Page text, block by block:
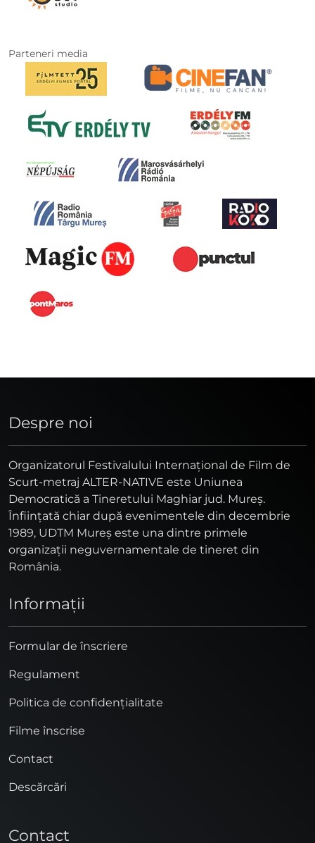
Parteneri media
Despre noi
Organizatorul Festivalului Internaţional de Film de
Scurt-metraj ALTER-NATIVE este Uniunea
Democratică a Tineretului Maghiar jud. Mureş.
Înfiinţată chiar după evenimentele din decembrie
1989, UDTM Mureş este una dintre primele
organizaţii neguvernamentale de tineret din
România.
Informaţii
Formular de înscriere
Regulament
Politica de confidențialitate
Filme înscrise
Contact
Descărcări
Contact